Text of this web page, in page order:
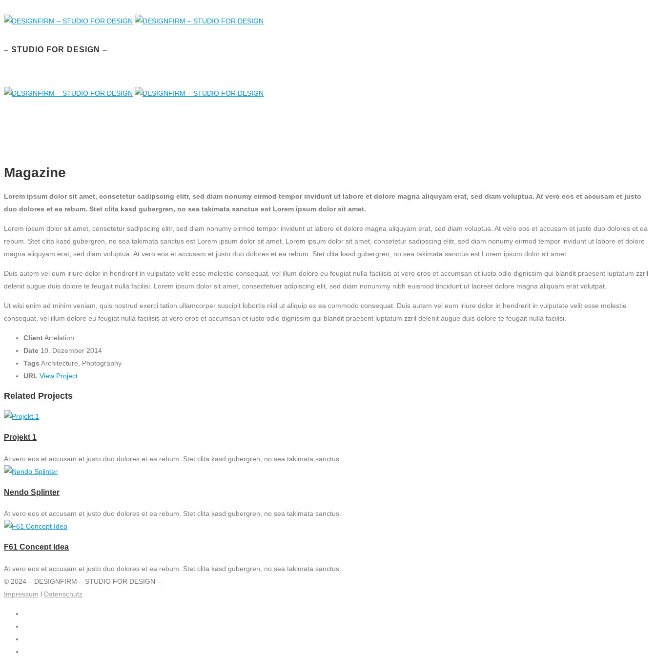
– STUDIO FOR DESIGN –
Magazine
Lorem ipsum dolor sit amet, consetetur sadipscing elitr, sed diam nonumy eirmod tempor invidunt ut labore et dolore magna aliquyam erat, sed diam voluptua. At vero eos et accusam et justo
duo dolores et ea rebum. Stet clita kasd gubergren, no sea takimata sanctus est Lorem ipsum dolor sit amet.
Lorem ipsum dolor sit amet, consetetur sadipscing elitr, sed diam nonumy eirmod tempor invidunt ut labore et dolore magna aliquyam erat, sed diam voluptua. At vero eos et accusam et justo duo dolores et ea
rebum. Stet clita kasd gubergren, no sea takimata sanctus est Lorem ipsum dolor sit amet. Lorem ipsum dolor sit amet, consetetur sadipscing elitr, sed diam nonumy eirmod tempor invidunt ut labore et dolore
magna aliquyam erat, sed diam voluptua. At vero eos et accusam et justo duo dolores et ea rebum. Stet clita kasd gubergren, no sea takimata sanctus est Lorem ipsum dolor sit amet.
Duis autem vel eum iriure dolor in hendrerit in vulputate velit esse molestie consequat, vel illum dolore eu feugiat nulla facilisis at vero eros et accumsan et iusto odio dignissim qui blandit praesent luptatum zzril
delenit augue duis dolore te feugait nulla facilisi. Lorem ipsum dolor sit amet, consectetuer adipiscing elit, sed diam nonummy nibh euismod tincidunt ut laoreet dolore magna aliquam erat volutpat.
Ut wisi enim ad minim veniam, quis nostrud exerci tation ullamcorper suscipit lobortis nisl ut aliquip ex ea commodo consequat. Duis autem vel eum iriure dolor in hendrerit in vulputate velit esse molestie
consequat, vel illum dolore eu feugiat nulla facilisis at vero eros et accumsan et iusto odio dignissim qui blandit praesent luptatum zzril delenit augue duis dolore te feugait nulla facilisi.
ClientArrelation
Date 10. Dezember 2014
Tags Architecture, Photography
URL View Project
Related Projects
Projekt 1
At vero eos et accusam et justo duo dolores et ea rebum. Stet clita kasd gubergren, no sea takimata sanctus.
Nendo Splinter
At vero eos et accusam et justo duo dolores et ea rebum. Stet clita kasd gubergren, no sea takimata sanctus.
F61 Concept Idea
At vero eos et accusam et justo duo dolores et ea rebum. Stet clita kasd gubergren, no sea takimata sanctus.
© 2024 – DESIGNFIRM – STUDIO FOR DESIGN –
Impressum l Datenschutz